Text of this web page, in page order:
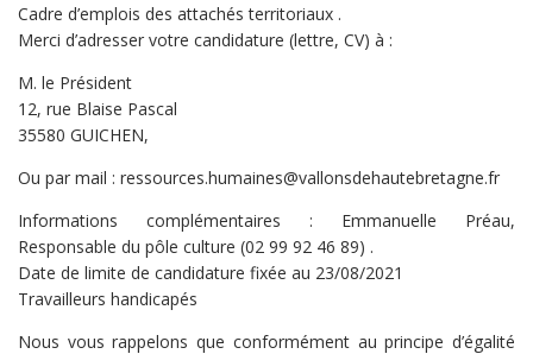
Cadre d’emplois des attachés territoriaux .
Merci d’adresser votre candidature (lettre, CV) à :
M. le Président
12, rue Blaise Pascal
35580 GUICHEN,
Ou par mail : ressources.humaines@vallonsdehautebretagne.fr
Informations complémentaires : Emmanuelle Préau,
Responsable du pôle culture (02 99 92 46 89) .
Date de limite de candidature fixée au 23/08/2021
Travailleurs handicapés
Nous vous rappelons que conformément au principe d’égalité